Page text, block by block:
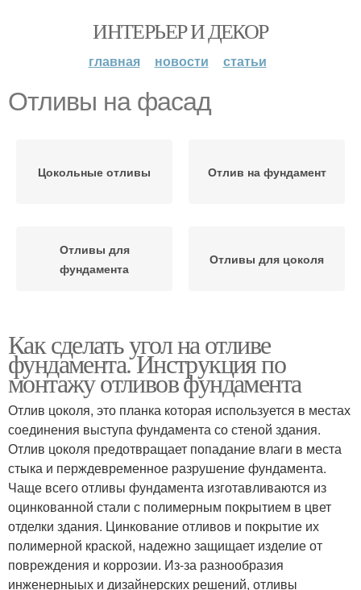
ИНТЕРЬЕР И ДЕКОР
главная новости статьи
Отливы на фасад
Цокольные отливы Отлив на фундамент
Отливы для
фундамента
Отливы для цоколя
Как сделать угол на отливе
фундамента. Инструкция по
монтажу отливов фундамента
Отлив цоколя, это планка которая используется в местах
соединения выступа фундамента со стеной здания.
Отлив цоколя предотвращает попадание влаги в места
стыка и перждевременное разрушение фундамента.
Чаще всего отливы фундамента изготавливаются из
оцинкованной стали с полимерным покрытием в цвет
отделки здания. Цинкование отливов и покрытие их
полимерной краской, надежно защищает изделие от
повреждения и коррозии. Из-за разнообразия
инженерныых и дизайнерских решений, отливы